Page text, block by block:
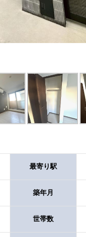
最寄り駅
築年月
世帯数